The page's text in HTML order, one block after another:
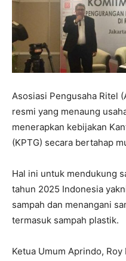
Asosiasi Pengusaha Ritel
resmi yang menaung
menerapkan kebijakan
(KPTG) secara bertahap
Hal ini untuk mendukung
tahun 2025 Indonesia
sampah dan menangani
termasuk sampah plastik.
Ketua Umum Aprindo,